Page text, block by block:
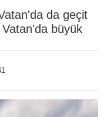
da geçit
büyük